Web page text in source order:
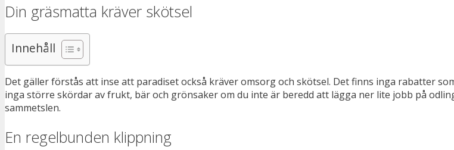
Din gräsmatta kräver skötsel
Innehåll
Det gäller förstås att inse att paradiset också kräver omsorg och skötsel. Det finns inga rabatter
inga större skördar av frukt, bär och grönsaker om du inte är beredd att lägga ner lite jobb på
sammetslen.
En regelbunden klippning